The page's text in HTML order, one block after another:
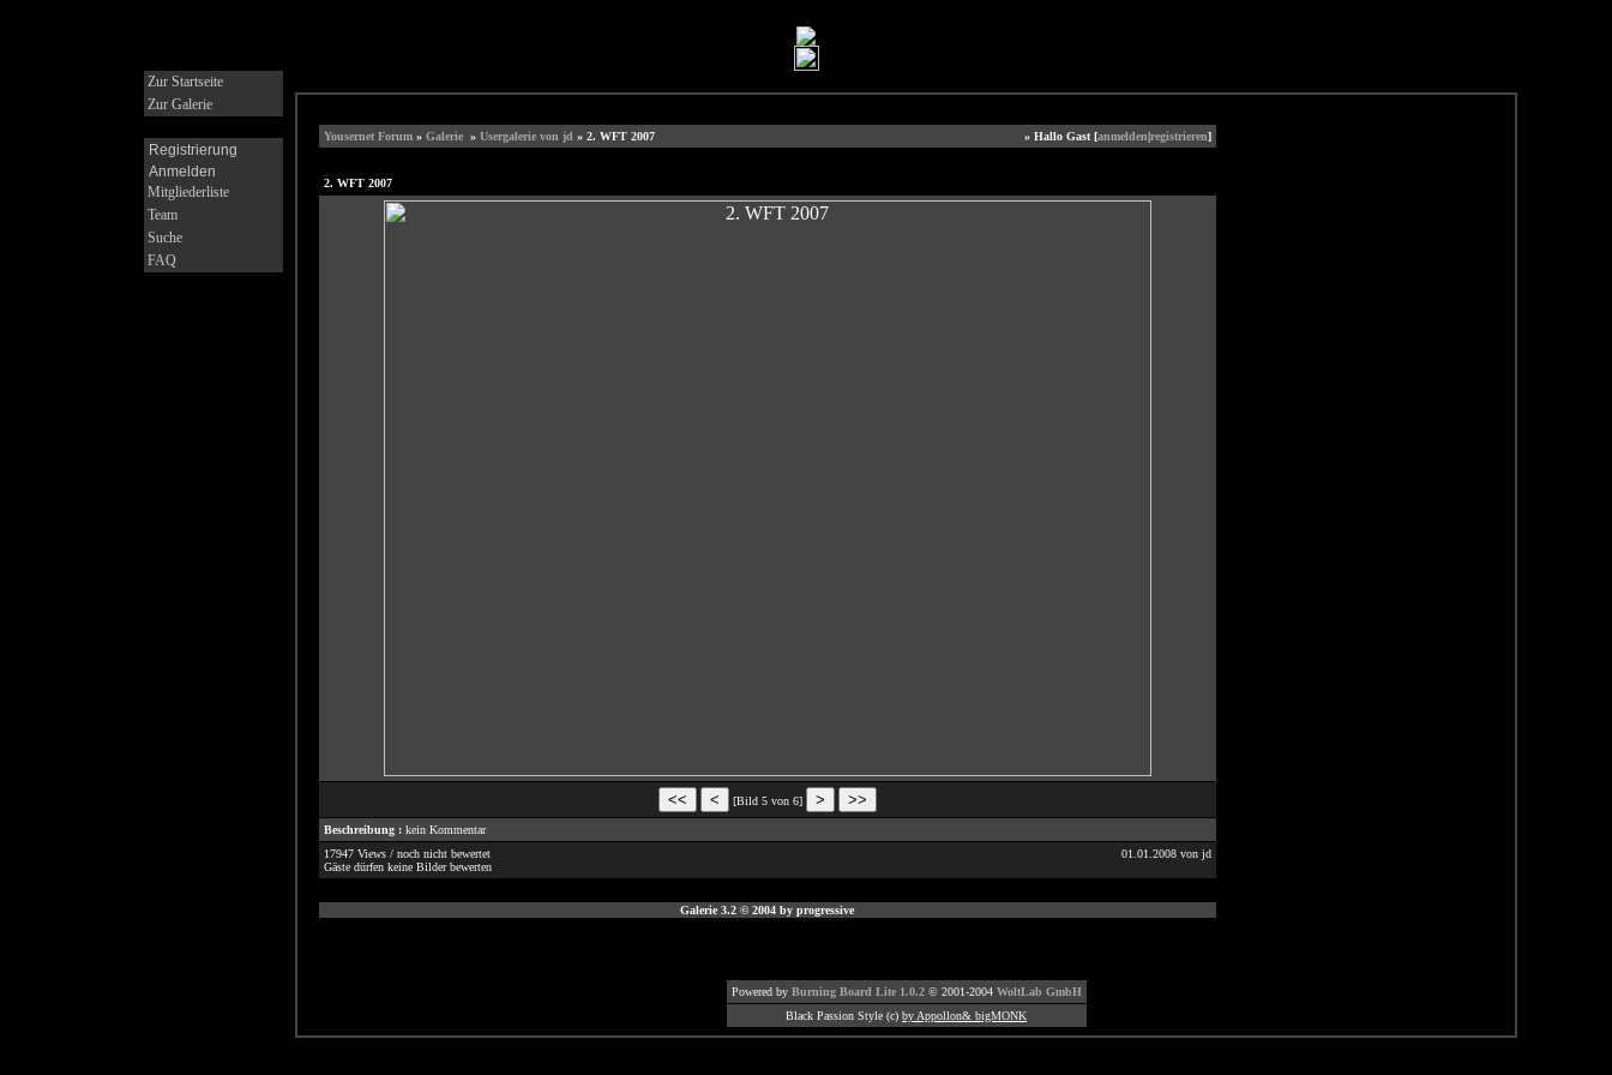
Zur Startseite
Zur Galerie
Registrierung
Anmelden
Mitgliederliste
Team
Suche
FAQ
Yousernet Forum» Galerie» Usergalerie von jd » 2. WFT 2007 » Hallo Gast [anmelden|registrieren]
2. WFT 2007
[Bild 5 von 6]
Beschreibung :kein Kommentar
17947 Views / noch nicht bewertet
01.01.2008 von jd
Gäste dürfen keine Bilder bewerten
Galerie 3.2 © 2004 by progressive
Powered by Burning Board Lite 1.0.2© 2001-2004 WoltLab GmbH
Black Passion Style (c) by Appollon& bigMONK